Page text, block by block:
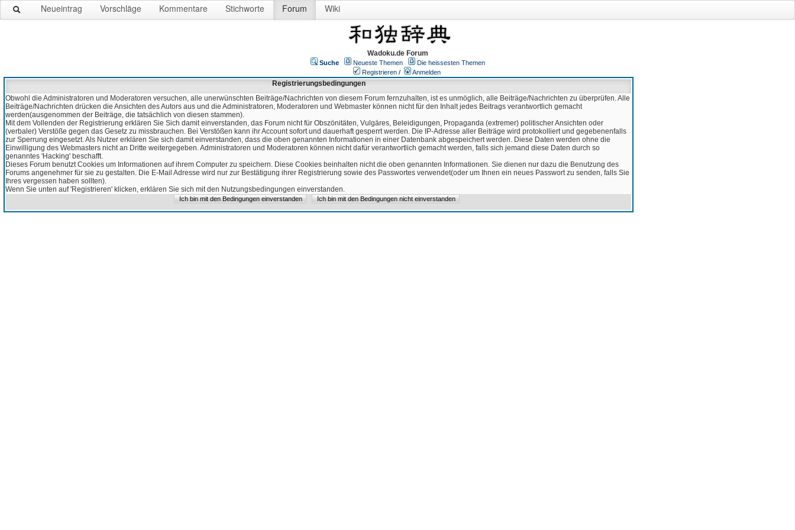
Neueintrag Vorschläge Kommentare Stichworte Forum Wiki
Wadoku.de Forum
Suche Neueste Themen
Die heissesten Themen
Registrieren / Anmelden
Registrierungsbedingungen
Obwohl die Administratoren und Moderatoren versuchen, alle unerwünschten Beiträge/Nachrichten von diesem Forum fernzuhalten, ist es unmöglich, alle Beiträge/Nachrichten zu überprüfen. Alle
Beiträge/Nachrichten drücken die Ansichten des Autors aus und die Administratoren, Moderatoren und Webmaster können nicht für den Inhalt jedes Beitrags verantwortlich gemacht
werden(ausgenommen der Beiträge, die tatsächlich von diesen stammen).
Mit dem Vollenden der Registrierung erklären Sie Sich damit einverstanden, das Forum nicht für Obszönitäten, Vulgäres, Beleidigungen, Propaganda (extremer) politischer Ansichten oder
(verbaler) Verstöße gegen das Gesetz zu missbrauchen. Bei Verstößen kann ihr Account sofort und dauerhaft gesperrt werden. Die IP-Adresse aller Beiträge wird protokolliert und gegebenenfalls
zur Sperrung eingesetzt. Als Nutzer erklären Sie sich damit einverstanden, dass die oben genannten Informationen in einer Datenbank abgespeichert werden. Diese Daten werden ohne die
Einwilligung des Webmasters nicht an Dritte weitergegeben. Administratoren und Moderatoren können nicht dafür verantwortlich gemacht werden, falls sich jemand diese Daten durch so
genanntes 'Hacking' beschafft.
Dieses Forum benutzt Cookies um Informationen auf ihrem Computer zu speichern. Diese Cookies beinhalten nicht die oben genannten Informationen. Sie dienen nur dazu die Benutzung des
Forums angenehmer für sie zu gestalten. Die E-Mail Adresse wird nur zur Bestätigung ihrer Registrierung sowie des Passwortes verwendet(oder um Ihnen ein neues Passwort zu senden, falls Sie
Ihres vergessen haben sollten).
Wenn Sie unten auf 'Registrieren' klicken, erklären Sie sich mit den Nutzungsbedingungen einverstanden.